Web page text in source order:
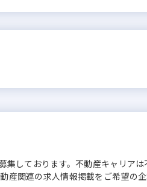
しております。不動産キャリア
関連の求人情報掲載をご希望の